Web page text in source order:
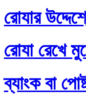
রোযার
রোযা রেখে
ব্যাংক বা